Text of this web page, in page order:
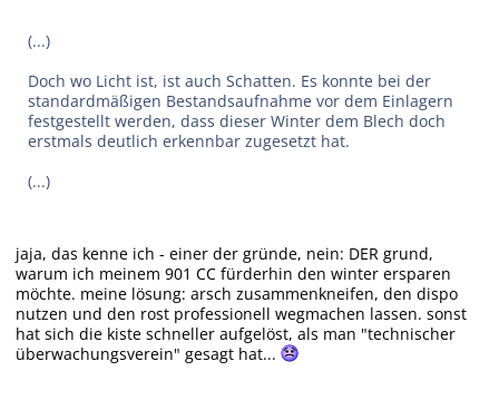
(...)
Doch wo Licht ist, ist auch Schatten. Es konnte bei der
standardmäßigen Bestandsaufnahme vor dem Einlagern
festgestellt werden, dass dieser Winter dem Blech doch
erstmals deutlich erkennbar zugesetzt hat.
(...)
jaja, das kenne ich - einer der gründe, nein: DER grund,
warum ich meinem 901 CC fürderhin den winter ersparen
möchte. meine lösung: arsch zusammenkneifen, den dispo
nutzen und den rost professionell wegmachen lassen. sonst
hat sich die kiste schneller aufgelöst, als man "technischer
überwachungsverein" gesagt hat...